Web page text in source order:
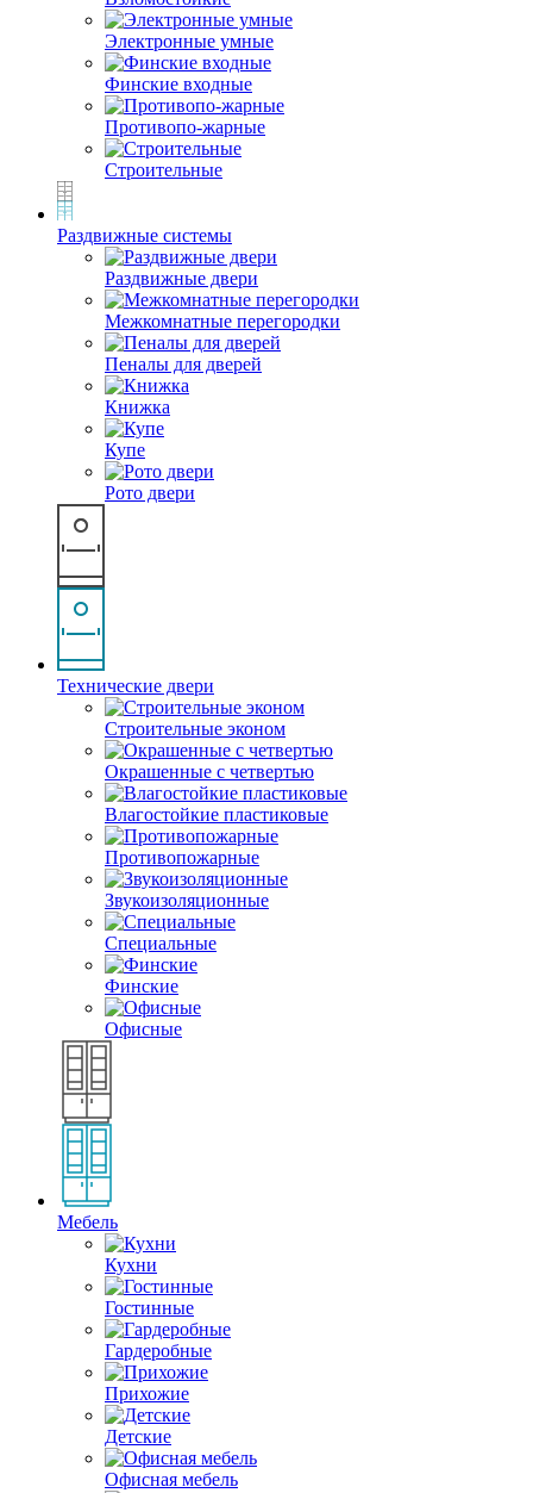
Электронные умные
Финские входные
Противопо-жарные
Строительные
Раздвижные системы
Раздвижные двери
Межкомнатные перегородки
Пеналы для дверей
Книжка
Купе
Рото двери
Технические двери
Строительные эконом
Окрашенные с четвертью
Влагостойкие пластиковые
Противопожарные
Звукоизоляционные
Специальные
Финские
Офисные
Мебель
Кухни
Гостинные
Гардеробные
Прихожие
Детские
Офисная мебель